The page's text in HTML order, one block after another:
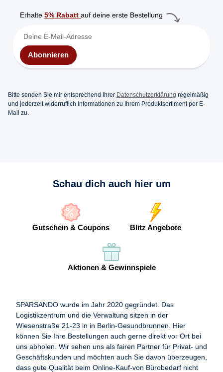
Erhalte5% Rabattauf deine erste Bestellung
Abonnieren
Bitte senden Sie mir entsprechend Ihrer Datenschutzerklärung regelmäßig
und jederzeit widerruflich Informationen zu Ihrem Produktsortiment per E-
Mail zu.
Schau dich auch hier um
Gutschein & Coupons Blitz Angebote
Aktionen & Gewinnspiele
SPARSANDO wurde im Jahr 2020 gegründet. Das
Logistikzentrum und die Verwaltung sitzen in der
Wiesenstraße 21-23 in in Berlin-Gesundbrunnen. Hier
können Sie Ihre Bestellungen auch gerne direkt vor Ort bei
uns abholen. Wir sehen uns als fairen Partner für Privat- und
Geschäftskunden und möchten auch Sie davon überzeugen,
dass gute Qualität beim Online-Kauf-von Bürobedarf nicht